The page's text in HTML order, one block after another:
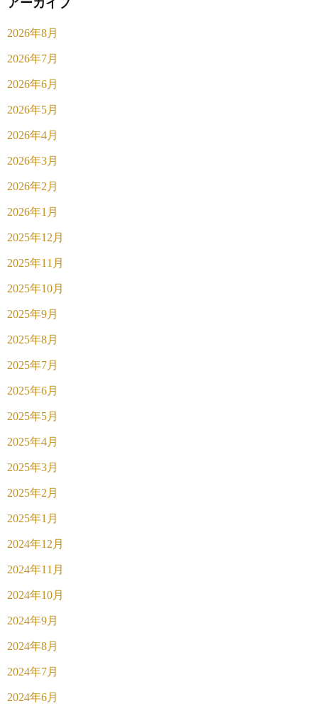
アーカイブ
2026年8月
2026年7月
2026年6月
2026年5月
2026年4月
2026年3月
2026年2月
2026年1月
2025年12月
2025年11月
2025年10月
2025年9月
2025年8月
2025年7月
2025年6月
2025年5月
2025年4月
2025年3月
2025年2月
2025年1月
2024年12月
2024年11月
2024年10月
2024年9月
2024年8月
2024年7月
2024年6月